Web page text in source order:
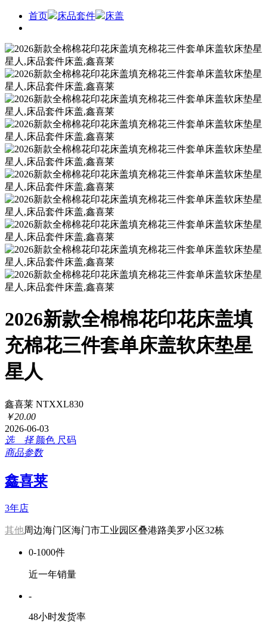
首页 床品套件 床盖
2026新款全棉棉花印花床盖填
充棉花三件套单床盖软床垫星
星人
鑫喜莱 NTXXL830
￥20.00
2026-06-03
选 择 颜色 尺码
商品参数
鑫喜莱
3年店
其他周边海门区海门市工业园区叠港路美罗小区32栋
0-1000件
近一年销量
-
48小时发货率